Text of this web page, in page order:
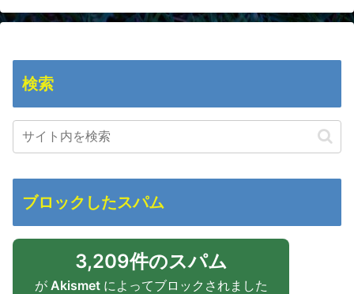
検索
ブロックしたスパム
3,209件のスパム
が Akismetによってブロックされました